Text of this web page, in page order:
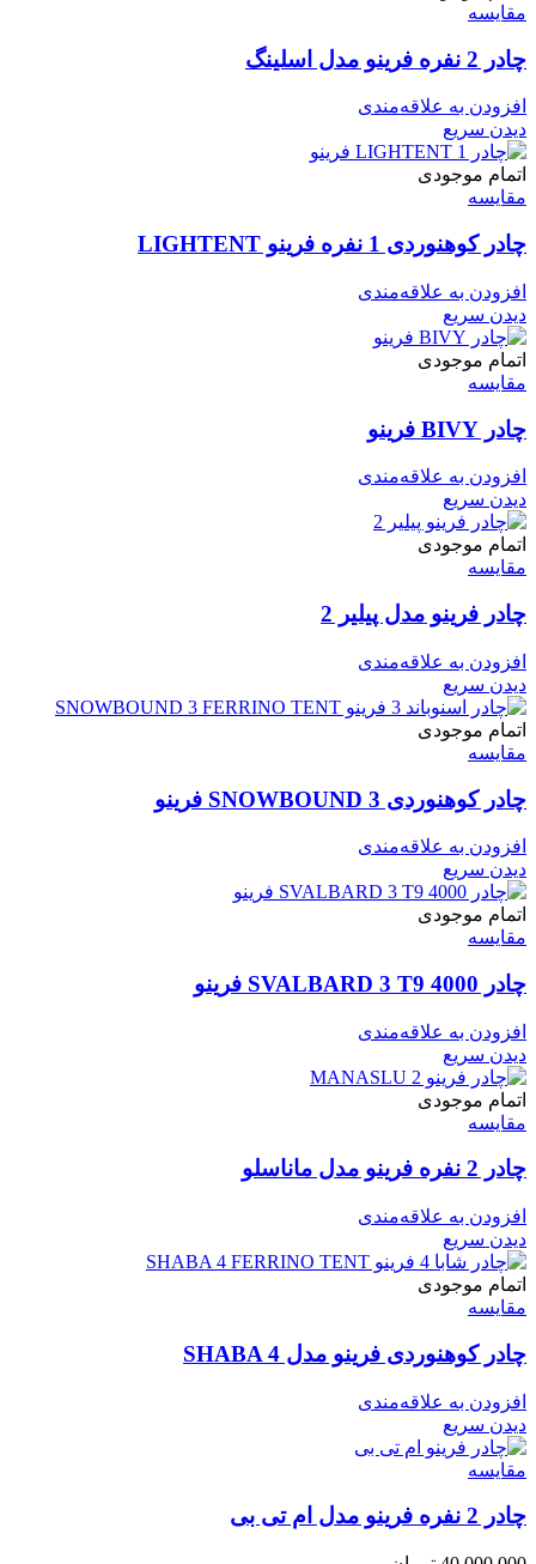
مقایسه
چادر 2 نفره فرینو مدل اسلینگ
افزودن به علاقه‌مندی
دیدن سریع
اتمام موجودی
مقایسه
چادر کوهنوردی 1 نفره فرینو LIGHTENT
افزودن به علاقه‌مندی
دیدن سریع
اتمام موجودی
مقایسه
چادر BIVY فرینو
افزودن به علاقه‌مندی
دیدن سریع
اتمام موجودی
مقایسه
چادر فرینو مدل پیلیر 2
افزودن به علاقه‌مندی
دیدن سریع
اتمام موجودی
مقایسه
چادر کوهنوردی SNOWBOUND 3 فرینو
افزودن به علاقه‌مندی
دیدن سریع
اتمام موجودی
مقایسه
چادر SVALBARD 3 T9 4000 فرینو
افزودن به علاقه‌مندی
دیدن سریع
اتمام موجودی
مقایسه
چادر 2 نفره فرینو مدل ماناسلو
افزودن به علاقه‌مندی
دیدن سریع
اتمام موجودی
مقایسه
چادر کوهنوردی فرینو مدل SHABA 4
افزودن به علاقه‌مندی
دیدن سریع
مقایسه
چادر 2 نفره فرینو مدل ام تی بی